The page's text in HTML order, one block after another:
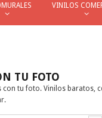
VINILOS
TU FOTO
tu foto. Vinilos baratos,